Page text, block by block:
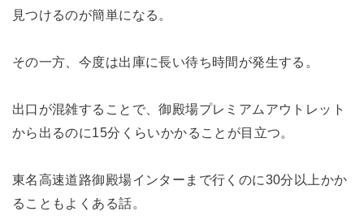
見つけるのが簡単になる。
その一方、今度は出庫に長い待ち時間が発生する。
出口が混雑することで、御殿場プレミアムアウトレット
から出るのに15分くらいかかることが目立つ。
東名高速道路御殿場インターまで行くのに30分以上かか
ることもよくある話。